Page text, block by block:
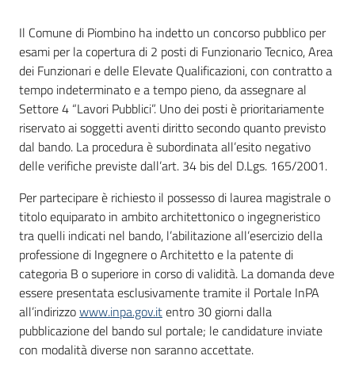
Il Comune di Piombino ha indetto un concorso pubblico per
esami per la copertura di 2 posti di Funzionario Tecnico, Area
dei Funzionari e delle Elevate Qualificazioni, con contratto a
tempo indeterminato e a tempo pieno, da assegnare al
Settore 4 “Lavori Pubblici”. Uno dei posti è prioritariamente
riservato ai soggetti aventi diritto secondo quanto previsto
dal bando. La procedura è subordinata all’esito negativo
delle verifiche previste dall’art. 34 bis del D.Lgs. 165/2001.
Per partecipare è richiesto il possesso di laurea magistrale o
titolo equiparato in ambito architettonico o ingegneristico
tra quelli indicati nel bando, l’abilitazione all’esercizio della
professione di Ingegnere o Architetto e la patente di
categoria B o superiore in corso di validità. La domanda deve
essere presentata esclusivamente tramite il Portale InPA
all’indirizzowww.inpa.gov.itentro 30 giorni dalla
pubblicazione del bando sul portale; le candidature inviate
con modalità diverse non saranno accettate.